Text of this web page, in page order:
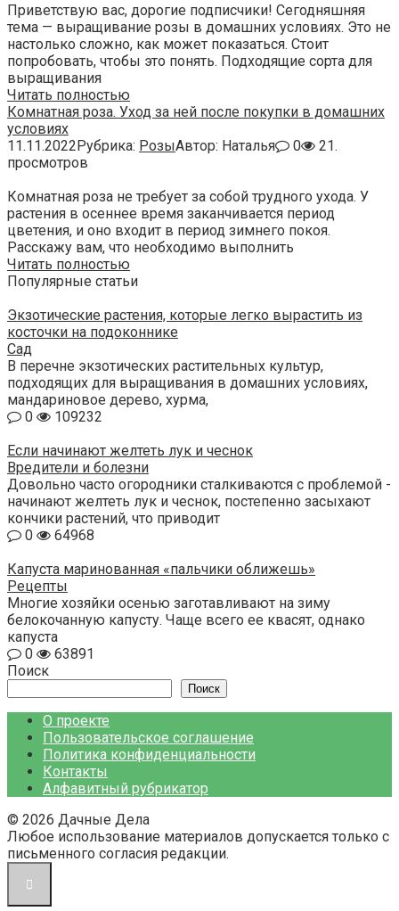
Приветствую вас, дорогие подписчики! Сегодняшняя
тема — выращивание розы в домашних условиях. Это не
настолько сложно, как может показаться. Стоит
попробовать, чтобы это понять. Подходящие сорта для
выращивания
Читать полностью
Комнатная роза. Уход за ней после покупки в домашних
условиях
11.11.2022Рубрика: РозыАвтор: Наталья 0
21.
просмотров
Комнатная роза не требует за собой трудного ухода. У
растения в осеннее время заканчивается период
цветения, и оно входит в период зимнего покоя.
Расскажу вам, что необходимо выполнить
Читать полностью
Популярные статьи
Экзотические растения, которые легко вырастить из
косточки на подоконнике
Сад
В перечне экзотических растительных культур,
подходящих для выращивания в домашних условиях,
мандариновое дерево, хурма,
0
109232
Если начинают желтеть лук и чеснок
Вредители и болезни
Довольно часто огородники сталкиваются с проблемой -
начинают желтеть лук и чеснок, постепенно засыхают
кончики растений, что приводит
0
64968
Капуста маринованная «пальчики оближешь»
Рецепты
Многие хозяйки осенью заготавливают на зиму
белокочанную капусту. Чаще всего ее квасят, однако
капуста
0
63891
Поиск
Поиск
О проекте
Пользовательское соглашение
Политика конфиденциальности
Контакты
Алфавитный рубрикатор
© 2026 Дачные Дела
Любое использование материалов допускается только с
письменного согласия редакции.